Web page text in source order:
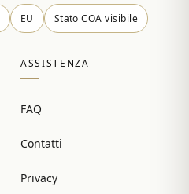
EU Stato COA visibile
ASSISTENZA
FAQ
Contatti
Privacy